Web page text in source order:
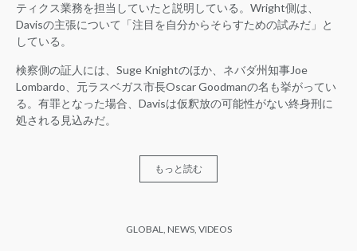
ティクス業務を担当していたと説明している。Wright側は、
Davisの主張について「注目を自分からそらすための試みだ」と
している。
検察側の証人には、Suge Knightのほか、ネバダ州知事Joe
Lombardo、元ラスベガス市長Oscar Goodmanの名も挙がってい
る。有罪となった場合、Davisは仮釈放の可能性がない終身刑に
処される見込みだ。
もっと読む
GLOBAL NEWS, VIDEOS